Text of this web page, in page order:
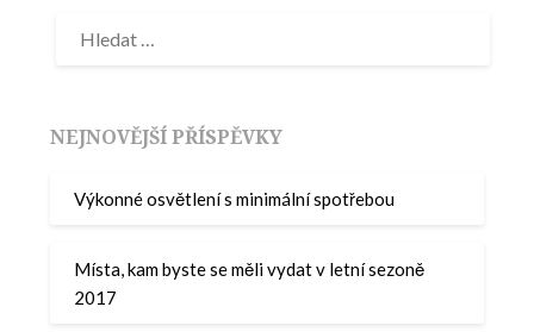
NEJNOVĚJŠÍ PŘÍSPĚVKY
Výkonné osvětlení s minimální spotřebou
Místa, kam byste se měli vydat v letní sezoně
2017